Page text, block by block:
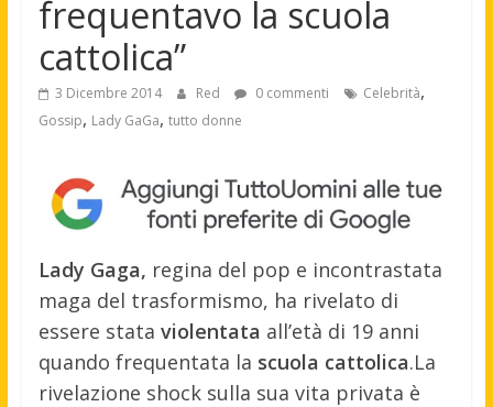
frequentavo la scuola
cattolica”
3 Dicembre 2014 Red 0 commenti Celebrità,
Gossip, Lady GaGa, tutto donne
Lady Gaga, regina del pop e incontrastata
maga del trasformismo, ha rivelato di
essere stata violentata all’età di 19 anni
quando frequentata la scuola cattolica.La
rivelazione shock sulla sua vita privata è